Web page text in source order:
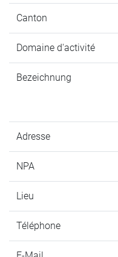
Canton
Domaine d'activité
Bezeichnung
Adresse
NPA
Lieu
Téléphone